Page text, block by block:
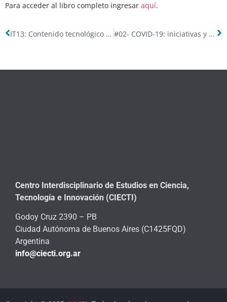
Para acceder al libro completo ingresar aquí.
IT13: Contenido tecnológico de las exportaciones argentinas: ¿un dólar de soja reporta más I+D+i que un dólar de autos? #02- COVID-19: iniciativas y experiencias internacionales en materia científica y tecnológica
Centro Interdisciplinario de Estudios en Ciencia,
Tecnología e Innovación (CIECTI)
Godoy Cruz 2390 – PB
Ciudad Autónoma de Buenos Aires (C1425FQD)
Argentina
info@ciecti.org.ar